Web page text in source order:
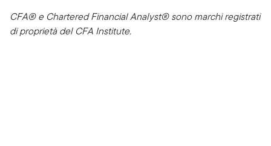
CFA® e Chartered Financial Analyst® sono marchi registrati
di proprietà del CFA Institute.